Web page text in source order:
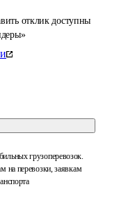
отклик доступны
грузоперевозок.
на перевозки, заявкам